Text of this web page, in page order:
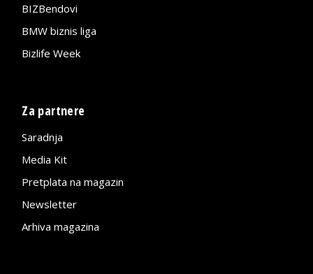
BIZBendovi
BMW biznis liga
Bizlife Week
Za partnere
Saradnja
Media Kit
Pretplata na magazin
Newsletter
Arhiva magazina